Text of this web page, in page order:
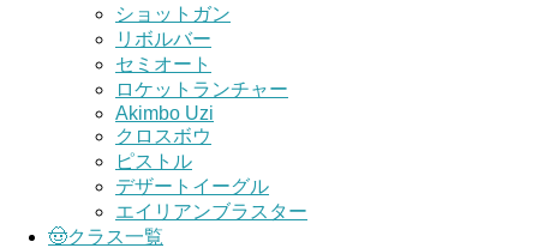
ショットガン
リボルバー
セミオート
ロケットランチャー
Akimbo Uzi
クロスボウ
ピストル
デザートイーグル
エイリアンブラスター
🤠クラス一覧